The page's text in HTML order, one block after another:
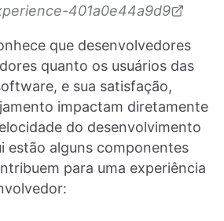
401a0e44a9d9
que desenvolvedores
quanto os usuários das
e sua satisfação,
impactam diretamente
do desenvolvimento
estão alguns componentes
para uma experiência